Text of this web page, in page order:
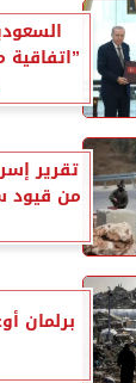
تقرير
من قيود
برلمان